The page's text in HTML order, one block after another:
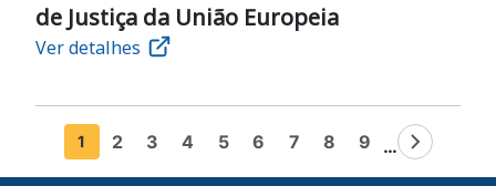
de Justiça da União Europeia
Ver detalhes
Pagination
Página
1 Página
2 Página
3 Página
4 Página
5 Página
6 Página
7 Página
8 Página
9 … Next